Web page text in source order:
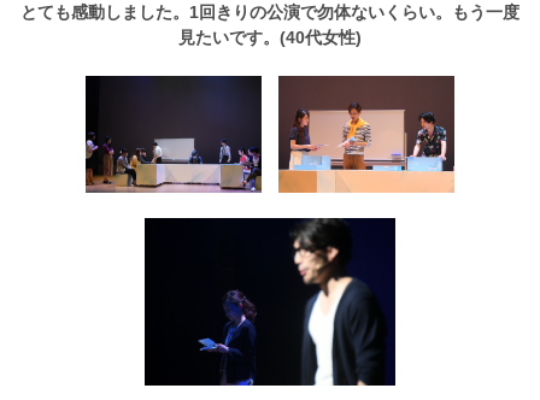
とても感動しました。1回きりの公演で勿体ないくらい。もう一度
見たいです。(40代女性)